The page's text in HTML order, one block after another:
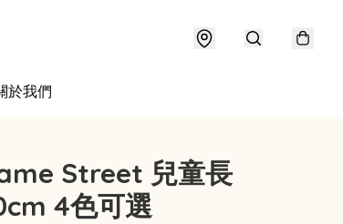
於我們
Street 兒童長
4色可選